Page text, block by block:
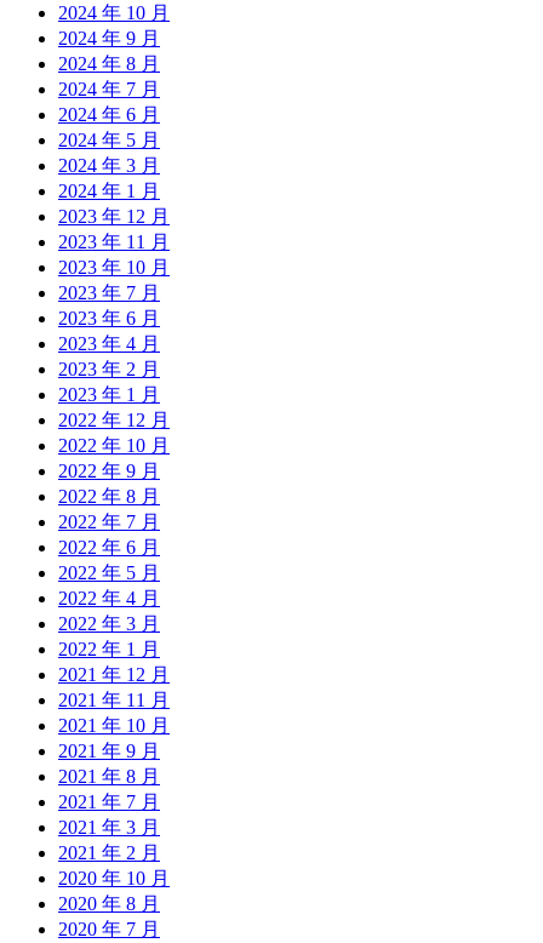
2024 年 10 月
2024 年 9 月
2024 年 8 月
2024 年 7 月
2024 年 6 月
2024 年 5 月
2024 年 3 月
2024 年 1 月
2023 年 12 月
2023 年 11 月
2023 年 10 月
2023 年 7 月
2023 年 6 月
2023 年 4 月
2023 年 2 月
2023 年 1 月
2022 年 12 月
2022 年 10 月
2022 年 9 月
2022 年 8 月
2022 年 7 月
2022 年 6 月
2022 年 5 月
2022 年 4 月
2022 年 3 月
2022 年 1 月
2021 年 12 月
2021 年 11 月
2021 年 10 月
2021 年 9 月
2021 年 8 月
2021 年 7 月
2021 年 3 月
2021 年 2 月
2020 年 10 月
2020 年 8 月
2020 年 7 月